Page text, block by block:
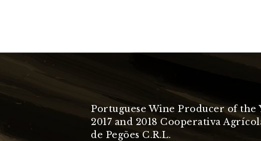
Portuguese Wine Producer of the
2017 and 2018 Cooperativa
de Pegões C.R.L.